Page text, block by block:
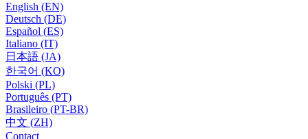
English (EN)
Deutsch (DE)
Español (ES)
Italiano (IT)
日本語 (JA)
한국어 (KO)
Polski (PL)
Português (PT)
Brasileiro (PT-BR)
中文 (ZH)
Contact